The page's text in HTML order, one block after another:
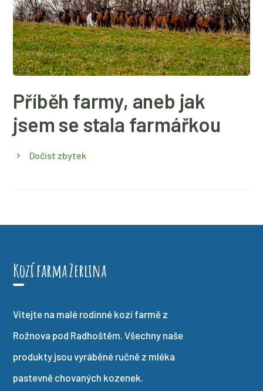
Příběh farmy, aneb jak
jsem se stala farmářkou
Dočíst zbytek
Kozí farma Zerlina
Vítejte na malé rodinné kozí farmě z
Rožnova pod Radhoštěm. Všechny naše
produkty jsou vyráběné ručně z mléka
pastevně chovaných kozenek.